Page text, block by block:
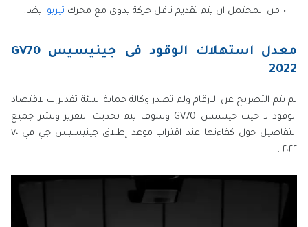
من المحتمل ان يتم تقديم ناقل حركة يدوي مع محرك تيربو ايضا.
معدل استهلاك الوقود فى جينيسيس GV70
2022
لم يتم التصريح عن الارقام ولم تصدر وكالة حماية البيئة تقديرات لاقتصاد
الوقود لـ جيب جينسس GV70 وسوف يتم تحديث التقرير ونشر جميع
التفاصيل حول كفاءتها عند اقتراب موعد إطلاق جينيسيس جي في ٧٠
٢٠٢٢ .